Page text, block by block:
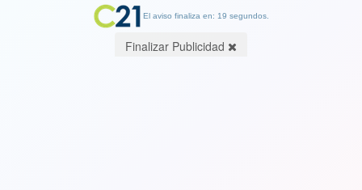
El aviso finaliza en: 19 segundos.
Finalizar Publicidad